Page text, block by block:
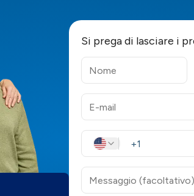
Si prega di lasciare i